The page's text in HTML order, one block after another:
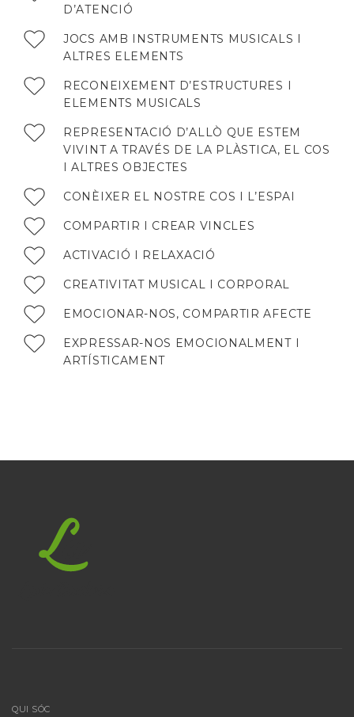
D’ATENCIÓ
JOCS AMB INSTRUMENTS MUSICALS I
ALTRES ELEMENTS
RECONEIXEMENT D’ESTRUCTURES I
ELEMENTS MUSICALS
REPRESENTACIÓ D’ALLÒ QUE ESTEM
VIVINT A TRAVÉS DE LA PLÀSTICA, EL COS
I ALTRES OBJECTES
CONÈIXER EL NOSTRE COS I L’ESPAI
COMPARTIR I CREAR VINCLES
ACTIVACIÓ I RELAXACIÓ
CREATIVITAT MUSICAL I CORPORAL
EMOCIONAR-NOS, COMPARTIR AFECTE
EXPRESSAR-NOS EMOCIONALMENT I
ARTÍSTICAMENT
QUI SÓC